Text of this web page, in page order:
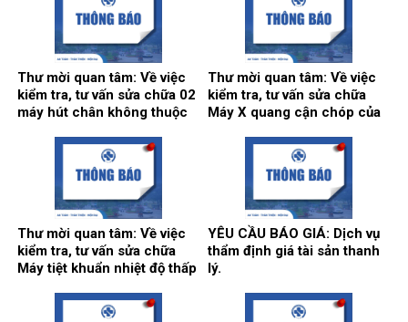
Thư mời quan tâm: Về việc
kiểm tra, tư vấn sửa chữa 02
máy hút chân không thuộc
Thư mời quan tâm: Về việc
kiểm tra, tư vấn sửa chữa
Máy X quang cận chóp của
Thư mời quan tâm: Về việc
kiểm tra, tư vấn sửa chữa
Máy tiệt khuẩn nhiệt độ thấp
YÊU CẦU BÁO GIÁ: Dịch vụ
thẩm định giá tài sản thanh
lý.